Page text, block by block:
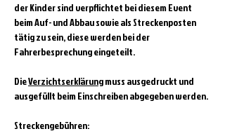
der Kinder sind verpflichtet bei diesem Event
beim Auf- und Abbau sowie als Streckenposten
tätig zu sein, diese werden bei der
Fahrerbesprechung eingeteilt.
Die Verzichtserklärung muss ausgedruckt und
ausgefüllt beim Einschreiben abgegeben werden.
Streckengebühren: